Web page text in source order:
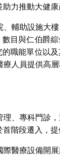
力推動大健康
輔助設施大
目與仁伯爵
職能單位以
人員提供高
、專科門診
階段遷入，提
醫療設備開